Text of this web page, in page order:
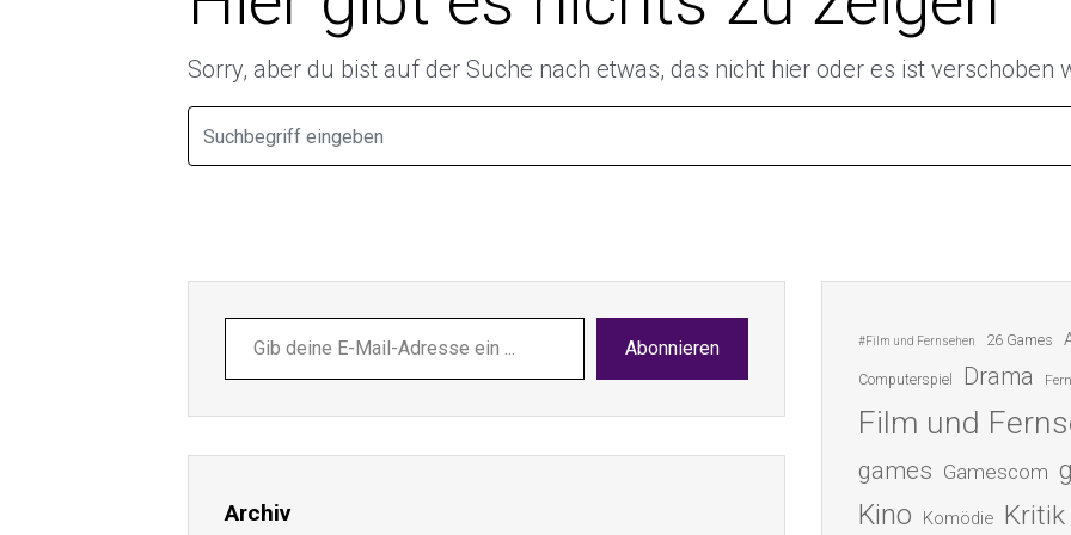
Sorry, aber du bist auf der Suche nach etwas, das nicht hier oder es ist verschoben
deine
E-
ein ...
Abonnieren
Archiv
#Film und Fernsehen 26 Games
Computerspiel Drama
Film und
games Gamescom
Kino Komödie Kritik